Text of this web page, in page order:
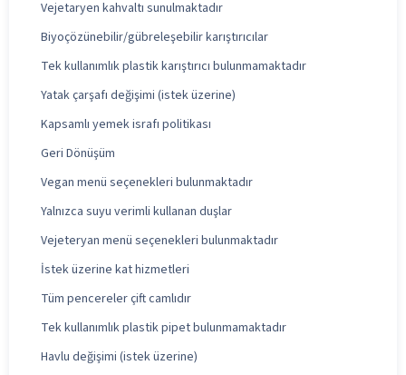
Vejetaryen kahvaltı sunulmaktadır
Biyoçözünebilir/gübreleşebilir karıştırıcılar
Tek kullanımlık plastik karıştırıcı bulunmamaktadır
Yatak çarşafı değişimi (istek üzerine)
Kapsamlı yemek israfı politikası
Geri Dönüşüm
Vegan menü seçenekleri bulunmaktadır
Yalnızca suyu verimli kullanan duşlar
Vejeteryan menü seçenekleri bulunmaktadır
İstek üzerine kat hizmetleri
Tüm pencereler çift camlıdır
Tek kullanımlık plastik pipet bulunmamaktadır
Havlu değişimi (istek üzerine)